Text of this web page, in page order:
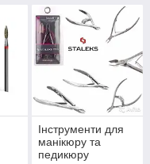
Інструменти для
манікюру та
педикюру